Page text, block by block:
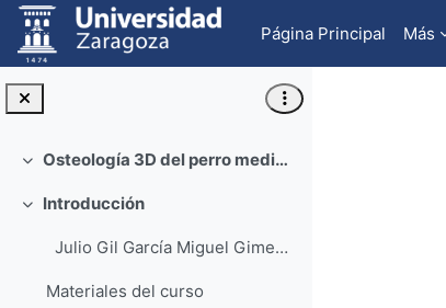
Salta al contenido principal
Página Principal
Más
Colapsar Osteología 3D del perro mediante autoesteroscopía (Dog's 3D osteology by mean selfstereoscopy)
Colapsar
Introducción
Julio Gil García Miguel Gimeno Domíngu...
Materiales del curso